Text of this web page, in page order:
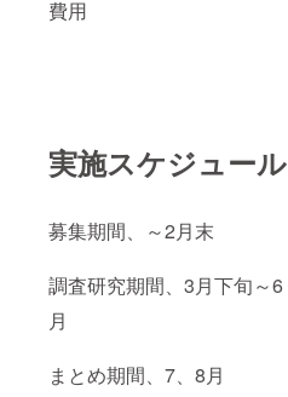
費用
実施スケジュール
募集期間、～2月末
調査研究期間、3月下旬～6
月
まとめ期間、7、8月